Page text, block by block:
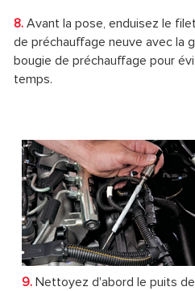
8. Avant la pose, enduisez le
de préchauffage neuve avec la
bougie de préchauffage pour
temps.
9. Nettoyez d'abord le puits